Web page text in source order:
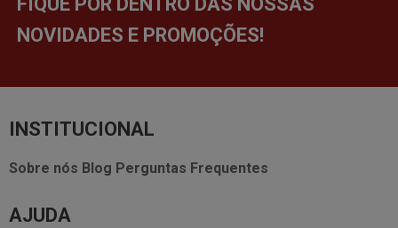
NOVIDADES E PROMOÇÕES!
INSTITUCIONAL
Sobre nós Blog Perguntas Frequentes
AJUDA